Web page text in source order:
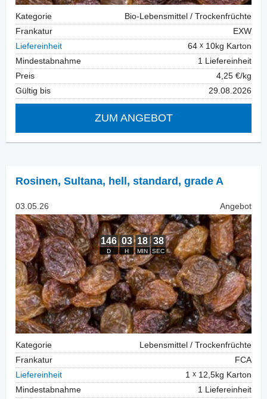
Kategorie
Bio-Lebensmittel / Trockenfrüchte
Frankatur
EXW
Liefereinheit
64
10kg Karton
Mindestabnahme
1 Liefereinheit
Preis
4,25 €/kg
Gültig bis
29.08.2026
ZUM ANGEBOT
Rosinen, Sultana, hell, standard, grade A
03.05.26 Angebot
Kategorie
Lebensmittel / Trockenfrüchte
Frankatur
FCA
Liefereinheit
1
12,5kg Karton
Mindestabnahme
1 Liefereinheit